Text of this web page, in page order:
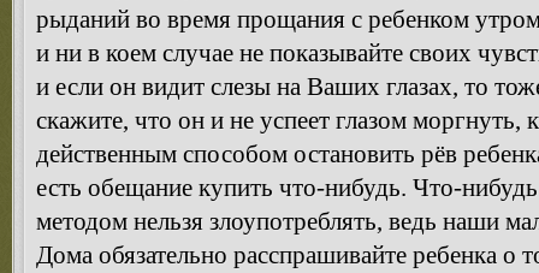
рыданий во время прощания с ребенком
и ни в коем случае не показывайте своих
и если он видит слезы на Ваших глазах, то
скажите, что он и не успеет глазом
действенным способом остановить рёв
есть обещание купить что-нибудь. Что-
методом нельзя злоупотреблять, ведь наши
Дома обязательно расспрашивайте ребенка о